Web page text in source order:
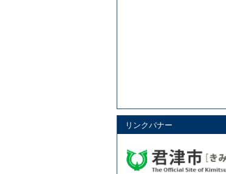
リンクバナー